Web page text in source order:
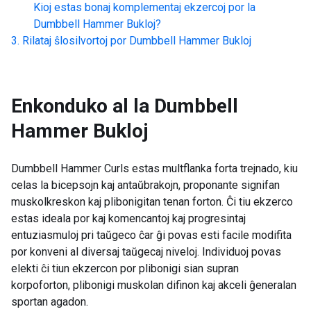
Kioj estas bonaj komplementaj ekzercoj por la
Dumbbell Hammer Bukloj?
Rilataj ŝlosilvortoj por Dumbbell Hammer Bukloj
Enkonduko al la Dumbbell
Hammer Bukloj
Dumbbell Hammer Curls estas multflanka forta trejnado, kiu
celas la bicepsojn kaj antaŭbrakojn, proponante signifan
muskolkreskon kaj plibonigitan tenan forton. Ĉi tiu ekzerco
estas ideala por kaj komencantoj kaj progresintaj
entuziasmuloj pri taŭgeco ĉar ĝi povas esti facile modifita
por konveni al diversaj taŭgecaj niveloj. Individuoj povas
elekti ĉi tiun ekzercon por plibonigi sian supran
korpoforton, plibonigi muskolan difinon kaj akceli ĝeneralan
sportan agadon.